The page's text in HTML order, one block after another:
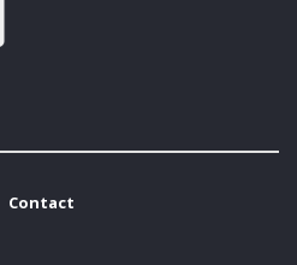
Contact